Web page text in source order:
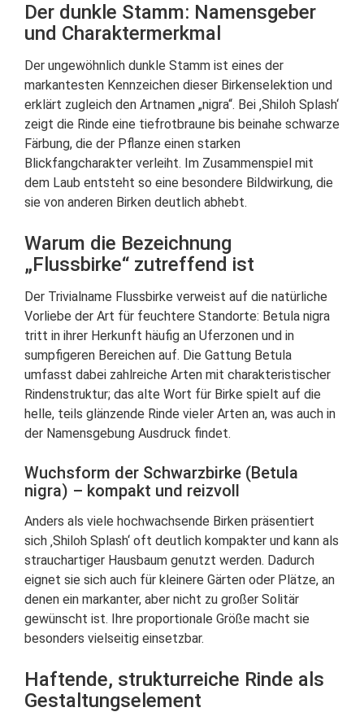
Der dunkle Stamm: Namensgeber
und Charaktermerkmal
Der ungewöhnlich dunkle Stamm ist eines der
markantesten Kennzeichen dieser Birkenselektion und
erklärt zugleich den Artnamen „nigra“. Bei ‚Shiloh Splash‘
zeigt die Rinde eine tiefrotbraune bis beinahe schwarze
Färbung, die der Pflanze einen starken
Blickfangcharakter verleiht. Im Zusammenspiel mit
dem Laub entsteht so eine besondere Bildwirkung, die
sie von anderen Birken deutlich abhebt.
Warum die Bezeichnung
„Flussbirke“ zutreffend ist
Der Trivialname Flussbirke verweist auf die natürliche
Vorliebe der Art für feuchtere Standorte: Betula nigra
tritt in ihrer Herkunft häufig an Uferzonen und in
sumpfigeren Bereichen auf. Die Gattung Betula
umfasst dabei zahlreiche Arten mit charakteristischer
Rindenstruktur; das alte Wort für Birke spielt auf die
helle, teils glänzende Rinde vieler Arten an, was auch in
der Namensgebung Ausdruck findet.
Wuchsform der Schwarzbirke (Betula
nigra) – kompakt und reizvoll
Anders als viele hochwachsende Birken präsentiert
sich ‚Shiloh Splash‘ oft deutlich kompakter und kann als
strauchartiger Hausbaum genutzt werden. Dadurch
eignet sie sich auch für kleinere Gärten oder Plätze, an
denen ein markanter, aber nicht zu großer Solitär
gewünscht ist. Ihre proportionale Größe macht sie
besonders vielseitig einsetzbar.
Haftende, strukturreiche Rinde als
Gestaltungselement